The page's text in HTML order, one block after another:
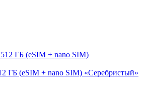
ГБ (eSIM + nano SIM) «Серебристый»